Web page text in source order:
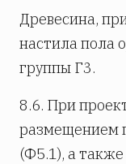
Древесина,
настила пола
группы Г3.
8.6. При
размещением
(Ф5.1), а